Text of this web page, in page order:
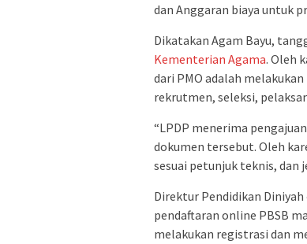
dan Anggaran biaya untuk
Dikatakan Agam Bayu,
Kementerian Agama. Oleh
dari PMO adalah
rekrutmen, seleksi,
“LPDP menerima
dokumen tersebut. Oleh
sesuai petunjuk teknis, dan
Direktur Pendidikan
pendaftaran online PBSB
melakukan registrasi dan